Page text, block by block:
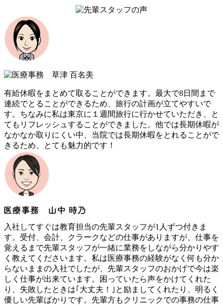
有給休暇をまとめて取ることができます。最大で8日間まで
連続でとることができるため、旅行の計画が立てやすいで
す。ちなみに私は東京に１週間旅行に行かせていただき、と
てもリフレッシュすることができました。他では長期休暇が
なかなか取りにくい中、当院では長期休暇をとれることがで
きるため、とても魅力的です！
入社してすぐは教育担当の先輩スタッフが1人ずつ付きま
す。受付、会計、クラークなどの仕事がありますが、仕事を
覚えるまで先輩スタッフが一緒に業務をしながら分かりやす
く教えてくださいます。私は医療事務の経験がなく何も分か
らないままの入社でしたが、先輩スタッフのおかげで今は楽
しく仕事が出来ています。困っていたら声をかけてくれた
り、失敗したときは｢大丈夫！｣と励ましてくれたり、明るく
優しい先輩ばかりです。先輩方もクリニックでの事務の仕事